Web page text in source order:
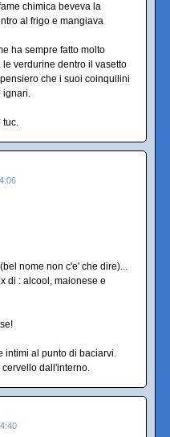
chimica beveva la
al frigo e mangiava
ha sempre fatto molto
verdurine dentro il vasetto
che i suoi coinquilini
ignari.
tuc.
nome non c'e' che dire)...
di : alcool, maionese e
intimi al punto di baciarvi.
dall'interno.